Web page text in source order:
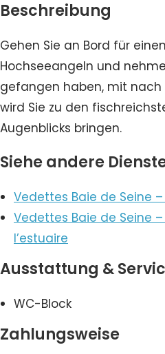
Beschreibung
Gehen Sie an Bord für
Hochseeangeln und
gefangen haben, mit nach
wird Sie zu den
Augenblicks bringen.
Siehe andere
Vedettes Baie de Seine
Vedettes Baie de Seine
l’estuaire
Ausstattung &
WC-Block
Zahlungsweise